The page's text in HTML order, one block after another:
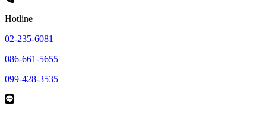
Hotline
02-235-6081
086-661-5655
099-428-3535